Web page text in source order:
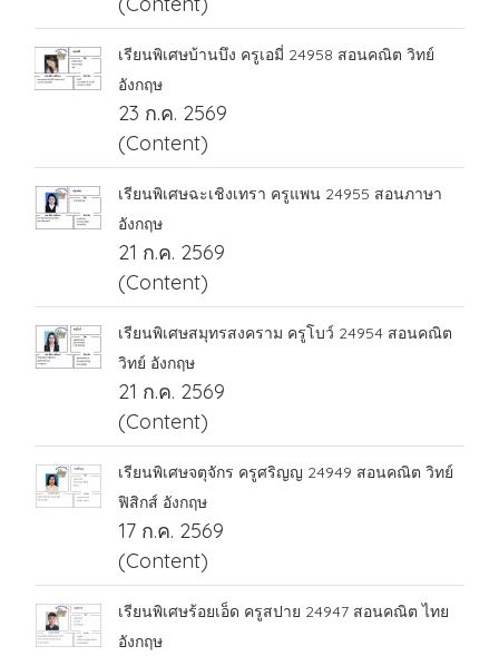
เรียนพิเศษบ้านบึง ครูเอมี่ 24958 สอนคณิต วิทย์
อังกฤษ
23 ก.ค. 2569
(Content)
เรียนพิเศษฉะเชิงเทรา ครูแพน 24955 สอนภาษา
อังกฤษ
21 ก.ค. 2569
(Content)
เรียนพิเศษสมุทรสงคราม ครูโบว์ 24954 สอนคณิต
วิทย์ อังกฤษ
21 ก.ค. 2569
(Content)
เรียนพิเศษจตุจักร ครูศริญญ 24949 สอนคณิต วิทย์
ฟิสิกส์ อังกฤษ
17 ก.ค. 2569
(Content)
เรียนพิเศษร้อยเอ็ด ครูสปาย 24947 สอนคณิต ไทย
อังกฤษ